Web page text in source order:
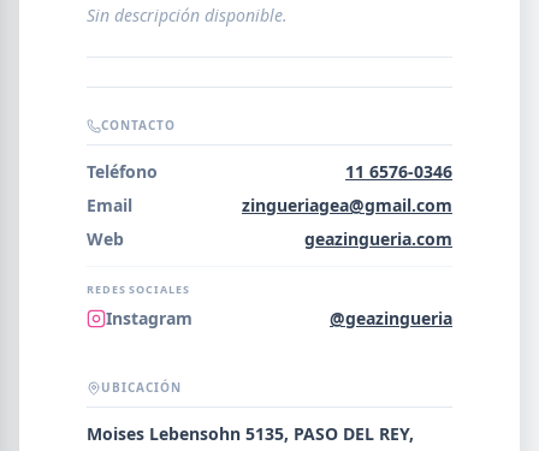
EMPRESAS AGREGAR EMPRESA
Error al cargar empresas.
Sin descripción disponible.
CONTACTO
Teléfono
11 6576-0346
Email
zingueriagea@gmail.com
Web
geazingueria.com
REDES SOCIALES
Instagram @geazingueria
UBICACIÓN
Moises Lebensohn 5135, PASO DEL REY,